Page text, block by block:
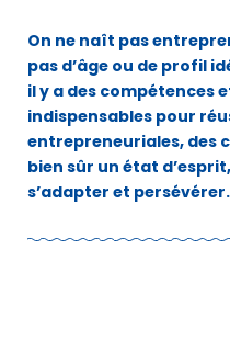
On ne naît pas
pas d’âge ou de profil
il y a des compétences
indispensables pour
entrepreneuriales, des
bien sûr un état
s’adapter et persévérer.